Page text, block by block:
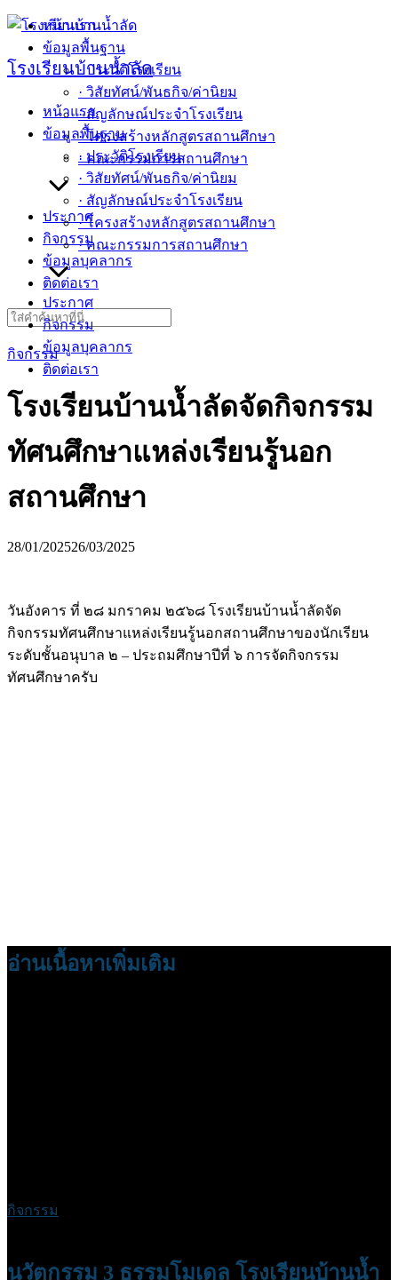
Skip
content
โรงเรียนบ้านน้ำลัด
หน้าแรก
ข้อมูลพื้นฐาน
· ประวัติโรงเรียน
· วิสัยทัศน์/พันธกิจ/ค่านิยม
· สัญลักษณ์ประจำโรงเรียน
· โครงสร้างหลักสูตรสถานศึกษา
· คณะกรรมการสถานศึกษา
ประกาศ
กิจกรรม
ข้อมูลบุคลากร
ติดต่อเรา
หน้าแรก
ข้อมูลพื้นฐาน
· ประวัติโรงเรียน
· วิสัยทัศน์/พันธกิจ/ค่านิยม
· สัญลักษณ์ประจำโรงเรียน
· โครงสร้างหลักสูตรสถานศึกษา
· คณะกรรมการสถานศึกษา
ประกาศ
กิจกรรม
ข้อมูลบุคลากร
ติดต่อเรา
Search
for:
กิจกรรม
โรงเรียนบ้านน้ำลัดจัดกิจกรรม
ทัศนศึกษาแหล่งเรียนรู้นอก
สถานศึกษา
28/01/202526/03/2025
วันอังคาร ที่ ๒๘ มกราคม ๒๕๖๘ โรงเรียนบ้านน้ำลัดจัด
กิจกรรมทัศนศึกษาแหล่งเรียนรู้นอกสถานศึกษาของนักเรียน
ระดับชั้นอนุบาล ๒ – ประถมศึกษาปีที่ ๖ การจัดกิจกรรม
ทัศนศึกษาครับ
อ่านเนื้อหาเพิ่มเติม
กิจกรรม
นวัตกรรม 3 ธรรมโมเดล โรงเรียนบ้านน้ำ